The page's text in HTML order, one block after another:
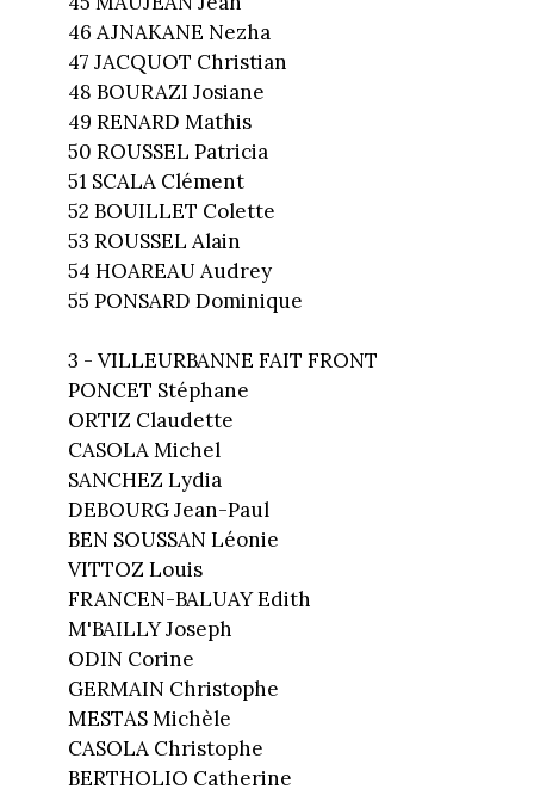
46 AJNAKANE Nezha
47 JACQUOT Christian
48 BOURAZI Josiane
49 RENARD Mathis
50 ROUSSEL Patricia
51 SCALA Clément
52 BOUILLET Colette
53 ROUSSEL Alain
54 HOAREAU Audrey
55 PONSARD Dominique
3 - VILLEURBANNE FAIT FRONT
PONCET Stéphane
ORTIZ Claudette
CASOLA Michel
SANCHEZ Lydia
DEBOURG Jean-Paul
BEN SOUSSAN Léonie
VITTOZ Louis
FRANCEN-BALUAY Edith
M'BAILLY Joseph
ODIN Corine
GERMAIN Christophe
MESTAS Michèle
CASOLA Christophe
BERTHOLIO Catherine